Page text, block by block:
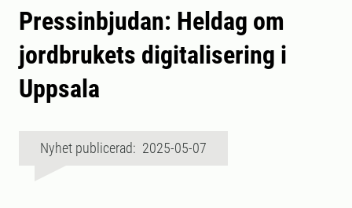
Pressinbjudan: Heldag om
jordbrukets digitalisering i
Uppsala
Nyhet publicerad: 2025-05-07